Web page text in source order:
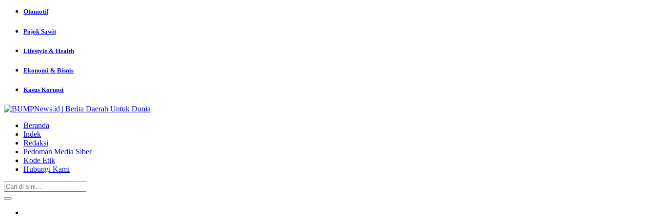
Otomotif
Pojok Sawit
Lifestyle & Health
Ekonomi & Bisnis
Kasus Korupsi
Beranda
Indek
Redaksi
Pedoman Media Siber
Kode Etik
Hubungi Kami